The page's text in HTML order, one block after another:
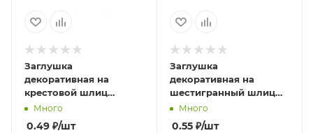
Заглушка
декоративная на
крестовой шлиц
темно-бежевый
[0003427]
Много
0.49 ₽/шт
Заглушка
декоративная на
шестигранный шлиц
сосна [170049995]
Много
0.55 ₽/шт